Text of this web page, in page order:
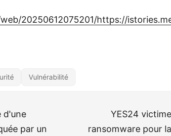
20250612075201/https://
Vulnérabilité
d'une
par un
YES24
ransomware pour